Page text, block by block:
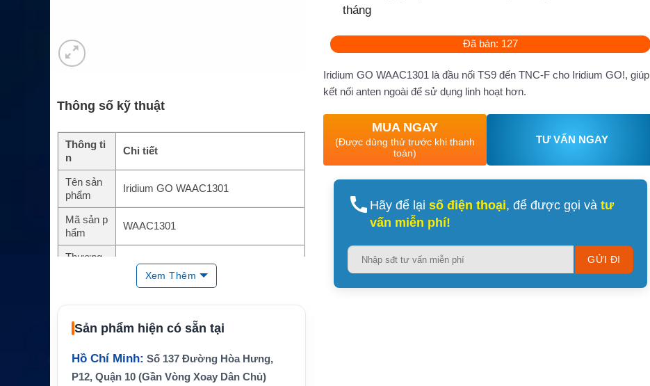
Thông số kỹ thuật
Thông ti
n
Chi tiết
Tên sản
phẩm
Iridium GO WAAC1301
Mã sản p
hẩm
WAAC1301
Thương
Iridium
Kết nối th
TS9 cho Iridium GO!
nten
TNC-F
Xem Thêm
Sản phẩm hiện có sẵn tại
Hồ Chí Minh: Số 137 Đường Hòa Hưng,
P12, Quận 10 (Gần Vòng Xoay Dân Chủ)
tháng
Đã bán: 127
Iridium GO WAAC1301 là đầu nối TS9 đến TNC-F cho Iridium GO!, giúp
kết nối anten ngoài để sử dụng linh hoạt hơn.
MUA NGAY
(Được dùng thử trước khi thanh
toán)
TƯ VẤN NGAY
Hãy để lại số điện thoại, để được gọi và tư
vấn miễn phí!
Please
this